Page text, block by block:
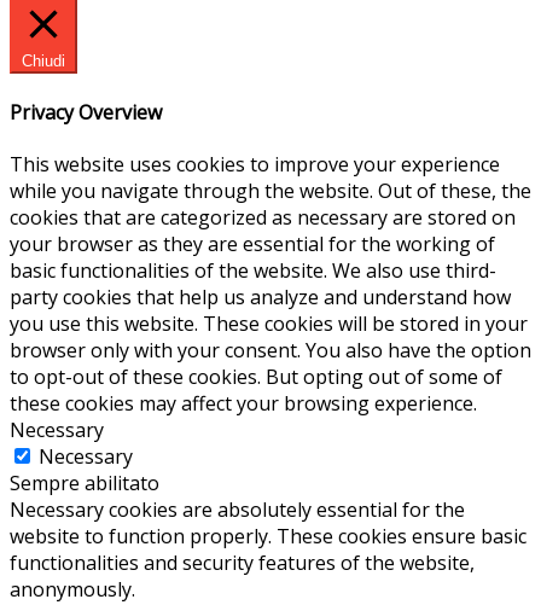
Chiudi
Privacy Overview
This website uses cookies to improve your experience
while you navigate through the website. Out of these, the
cookies that are categorized as necessary are stored on
your browser as they are essential for the working of
basic functionalities of the website. We also use third-
party cookies that help us analyze and understand how
you use this website. These cookies will be stored in your
browser only with your consent. You also have the option
to opt-out of these cookies. But opting out of some of
these cookies may affect your browsing experience.
Necessary
Necessary
Sempre abilitato
Necessary cookies are absolutely essential for the
website to function properly. These cookies ensure basic
functionalities and security features of the website,
anonymously.